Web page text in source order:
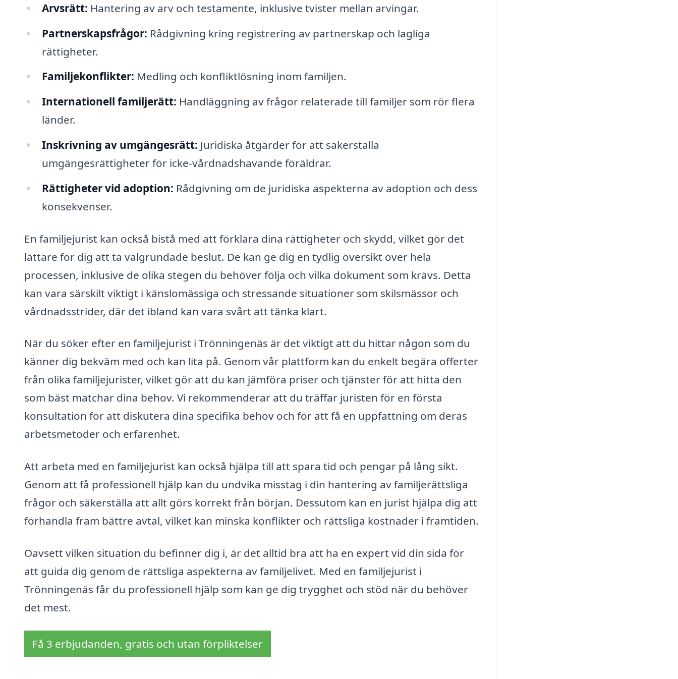
Arvsrätt: Hantering av arv och testamente, inklusive tvister mellan arvingar.
Partnerskapsfrågor: Rådgivning kring registrering av partnerskap och lagliga
rättigheter.
Familjekonflikter: Medling och konfliktlösning inom familjen.
Internationell familjerätt: Handläggning av frågor relaterade till familjer som rör flera
länder.
Inskrivning av umgängesrätt: Juridiska åtgärder för att säkerställa
umgängesrättigheter för icke-vårdnadshavande föräldrar.
Rättigheter vid adoption: Rådgivning om de juridiska aspekterna av adoption och dess
konsekvenser.
En familjejurist kan också bistå med att förklara dina rättigheter och skydd, vilket gör det
lättare för dig att ta välgrundade beslut. De kan ge dig en tydlig översikt över hela
processen, inklusive de olika stegen du behöver följa och vilka dokument som krävs. Detta
kan vara särskilt viktigt i känslomässiga och stressande situationer som skilsmässor och
vårdnadsstrider, där det ibland kan vara svårt att tänka klart.
När du söker efter en familjejurist i Trönningenäs är det viktigt att du hittar någon som du
känner dig bekväm med och kan lita på. Genom vår plattform kan du enkelt begära offerter
från olika familjejurister, vilket gör att du kan jämföra priser och tjänster för att hitta den
som bäst matchar dina behov. Vi rekommenderar att du träffar juristen för en första
konsultation för att diskutera dina specifika behov och för att få en uppfattning om deras
arbetsmetoder och erfarenhet.
Att arbeta med en familjejurist kan också hjälpa till att spara tid och pengar på lång sikt.
Genom att få professionell hjälp kan du undvika misstag i din hantering av familjerättsliga
frågor och säkerställa att allt görs korrekt från början. Dessutom kan en jurist hjälpa dig att
förhandla fram bättre avtal, vilket kan minska konflikter och rättsliga kostnader i framtiden.
Oavsett vilken situation du befinner dig i, är det alltid bra att ha en expert vid din sida för
att guida dig genom de rättsliga aspekterna av familjelivet. Med en familjejurist i
Trönningenäs får du professionell hjälp som kan ge dig trygghet och stöd när du behöver
det mest.
Få 3 erbjudanden, gratis och utan förpliktelser